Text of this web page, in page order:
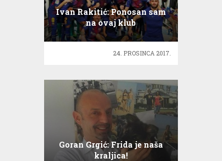
Ivan Rakitić: Ponosan sam
na ovaj klub
24. PROSINCA 2017.
Goran Grgić: Frida je naša
kraljica!